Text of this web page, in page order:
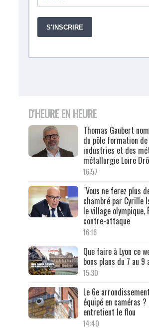
D'HEURE EN HEURE
Thomas Gaubert
du pôle formation de
industries et des
métallurgie Loire
16:57
"Vous ne ferez plus
chambré par Cyrille
le village olympique,
contre-attaque
16:16
Que faire à Lyon ce
bons plans du 7 au 9
15:30
Le 6e
équipé en caméras ?
entretient le flou
14:40